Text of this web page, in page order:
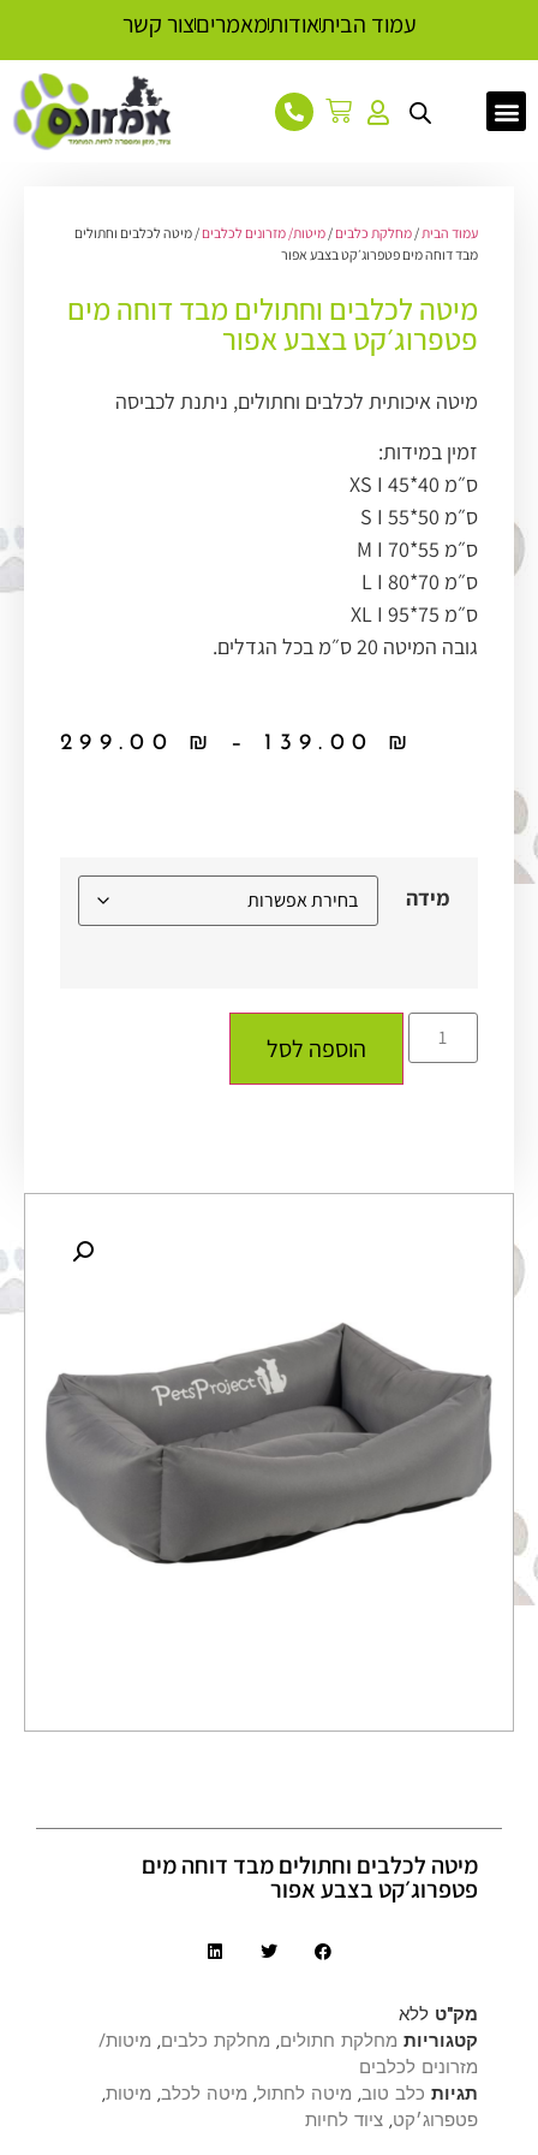
עמוד הביתאודותמאמריםצור קשר
עמוד הבית/ מחלקת כלבים / מיטות/ מזרונים לכלבים / מיטה לכלבים וחתולים
מבד דוחה מים פטפרוג׳קט בצבע אפור
מיטה לכלבים וחתולים מבד דוחה מים
פטפרוג׳קט בצבע אפור
מיטה איכותית לכלבים וחתולים, ניתנת לכביסה
זמין במידות:
ס״מ XS I 45*40
ס״מ S I 55*50
ס״מ M I 70*55
ס״מ L I 80*70
ס״מ XL I 95*75
גובה המיטה 20 ס״מ בכל הגדלים.
139.00 ₪
–
299.00 ₪
מידה
הוספה לסל
מיטה לכלבים וחתולים מבד דוחה מים
פטפרוג׳קט בצבע אפור
מק"ט ללא
קטגוריות מחלקת חתולים, מחלקת כלבים, מיטות/
מזרונים לכלבים
תגיות כלב טוב, מיטה לחתול, מיטה לכלב, מיטות,
פטפרוג׳קט, ציוד לחיות